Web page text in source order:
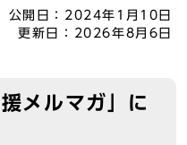
公開日： 2024年1月10日
更新日：
2026年8月6日
メルマガ」に